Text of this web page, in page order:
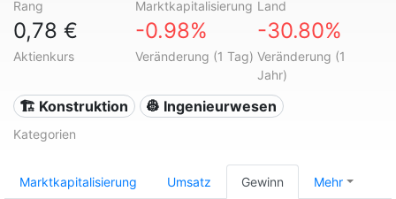
Rang Marktkapitalisierung Land
0,78 €
Aktienkurs
-0.98%
Veränderung (1 Tag)
-30.80%
Veränderung (1
Jahr)
🏗 Konstruktion 👷 Ingenieurwesen
Kategorien
Marktkapitalisierung Umsatz Gewinn Mehr